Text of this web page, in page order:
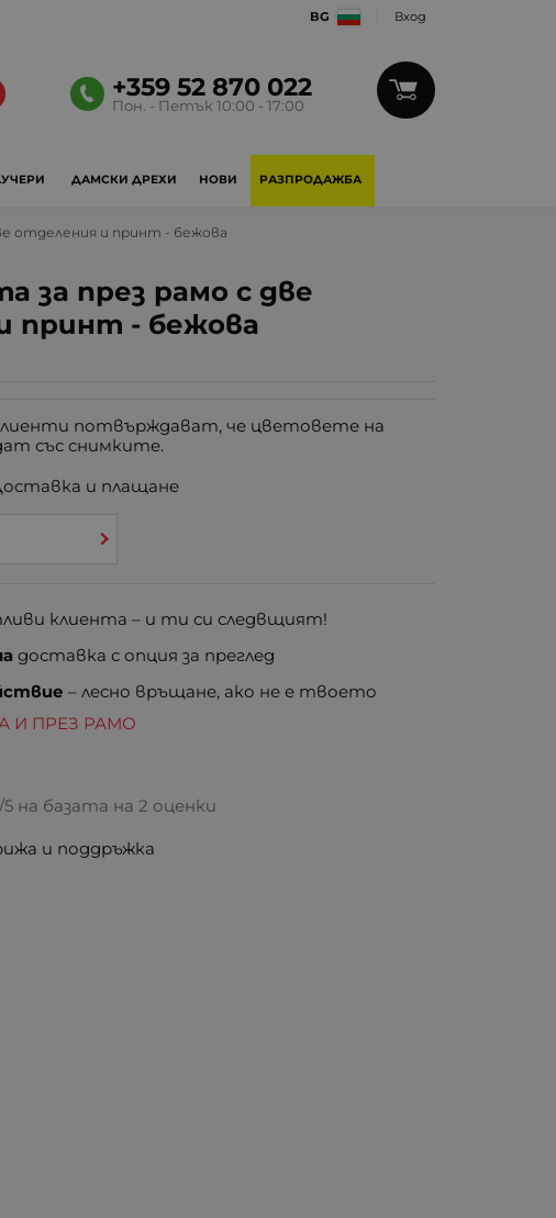
BG Вход
+359 52 870 022
Пон. - Петък 10:00 - 17:00
РАЗПРОДАЖБА
НОВИ
ДАМСКИ ДРЕХИ
отделения и принт - бежова
за през рамо с две
принт - бежова
потвърждават, че цветовете на
със снимките.
и плащане
и поддръжка
клиента – и ти си следвщият!
доставка с опция за преглед
– лесно връщане, ако не е твоето
И ПРЕЗ РАМО
5 на базата на 2 оценки